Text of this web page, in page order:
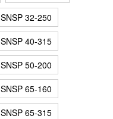
SNSP 32-250
SNSP 40-315
SNSP 50-200
SNSP 65-160
SNSP 65-315